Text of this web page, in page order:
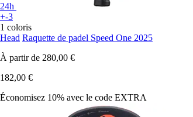
24h
+-3
1 coloris
Head Raquette de padel Speed One 2025
À partir de 280,00 €
182,00 €
Économisez 10% avec le code EXTRA